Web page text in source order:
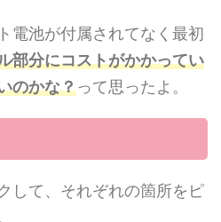
電池が付属されてなく最初
部分にコストがかかってい
のかな？って思ったよ。
して、それぞれの箇所をピ